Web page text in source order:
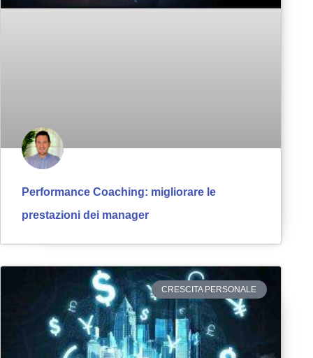
Performance Coaching: migliorare le
prestazioni dei manager
CRESCITA PERSONALE